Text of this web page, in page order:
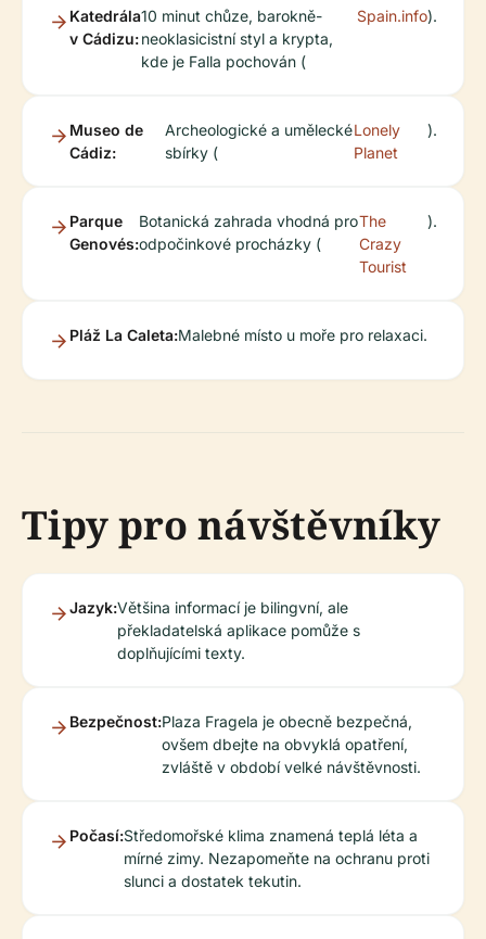
Katedrála
v Cádizu:
10 minut chůze, barokně-
neoklasicistní styl a krypta,
kde je Falla pochován (
Spain.info).
Museo de
Cádiz:
Archeologické a umělecké
sbírky (
Lonely
Planet
).
Parque
Genovés:
Botanická zahrada vhodná pro
odpočinkové procházky (
The
Crazy
Tourist
).
Pláž La Caleta:Malebné místo u moře pro relaxaci.
Tipy pro návštěvníky
Jazyk:Většina informací je bilingvní, ale
překladatelská aplikace pomůže s
doplňujícími texty.
Bezpečnost:Plaza Fragela je obecně bezpečná,
ovšem dbejte na obvyklá opatření,
zvláště v období velké návštěvnosti.
Počasí:Středomořské klima znamená teplá léta a
mírné zimy. Nezapomeňte na ochranu proti
slunci a dostatek tekutin.